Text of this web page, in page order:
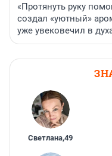
«Протянуть руку
создал «уютный»
уже увековечил в
Светлана,49